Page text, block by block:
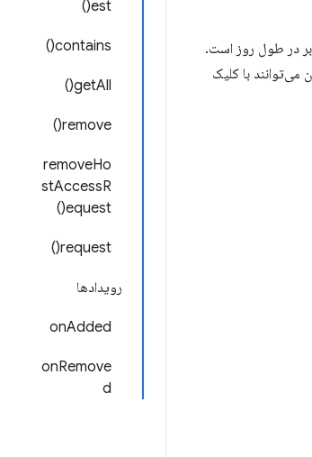
est()
contains()
getAll()
remove()
removeHo
stAccessR
equest()
request()
رویدادها
onAdded
onRemove
d
در طول روز است.
می‌توانند با کلیک